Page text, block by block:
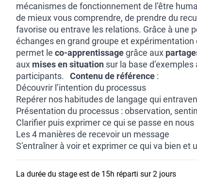
mécanismes de fonctionnement de l’être
de mieux vous comprendre, de prendre du
favorise ou entrave les relations. Grâce à une
échanges en grand groupe et expérimentation
permet le co-apprentissagegrâce aux
aux mises en situation sur la base
participants. Contenu de référence :
Découvrir l’intention du processus
Repérer nos habitudes de langage qui
Présentation du processus : observation,
Clarifier puis exprimer ce qui se passe en nous
Les 4 manières de recevoir un message
S’entraîner à voir et exprimer ce qui va bien et
La durée du stage est de 15h réparti sur 2 jours